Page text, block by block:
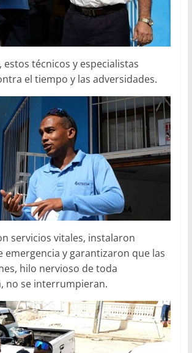
estos técnicos y especialistas
el tiempo y las adversidades.
servicios vitales, instalaron
emergencia y garantizaron que las
hilo nervioso de toda
no se interrumpieran.